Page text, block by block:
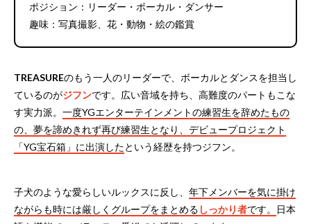
ポジション：リーダー・ボーカル・ダンサー
趣味：写真撮影、花・動物・絵の鑑賞
TREASUREのもう一人のリーダーで、ボーカルとダンスを担当し
ているのがジフンです。広い音域を持ち、高難度のパートもこな
す実力派。 一度YGエンターテインメントの練習生を辞めたもの
の、夢を諦めきれず再び練習生となり、デビュープロジェクト
「YG宝石箱」に出演したという経歴を持つジフン。
子犬のような愛らしいルックスに反し、 年下メンバーを気に掛け
ながらも時には厳しくグループをまとめる しっかり者です。
日本